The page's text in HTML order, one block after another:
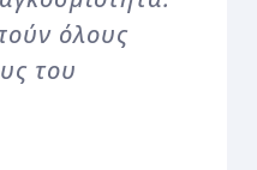
όλους
του